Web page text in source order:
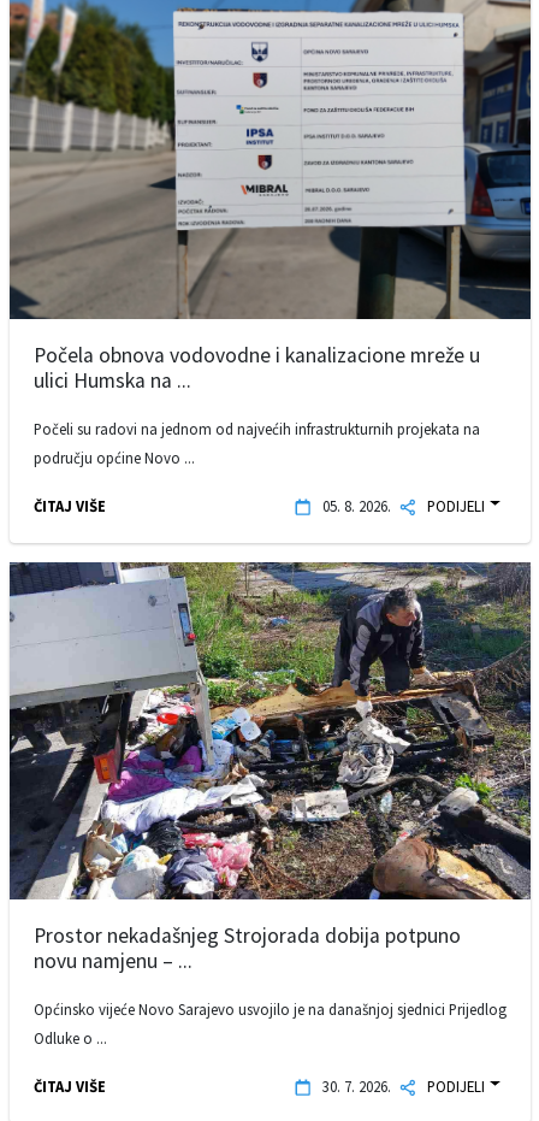
Počela obnova vodovodne i kanalizacione mreže u
ulici Humska na ...
Počeli su radovi na jednom od najvećih infrastrukturnih projekata na
području općine Novo ...
ČITAJ VIŠE 05. 8. 2026. PODIJELI
Prostor nekadašnjeg Strojorada dobija potpuno
novu namjenu – ...
Općinsko vijeće Novo Sarajevo usvojilo je na današnjoj sjednici Prijedlog
Odluke o ...
ČITAJ VIŠE 30. 7. 2026. PODIJELI